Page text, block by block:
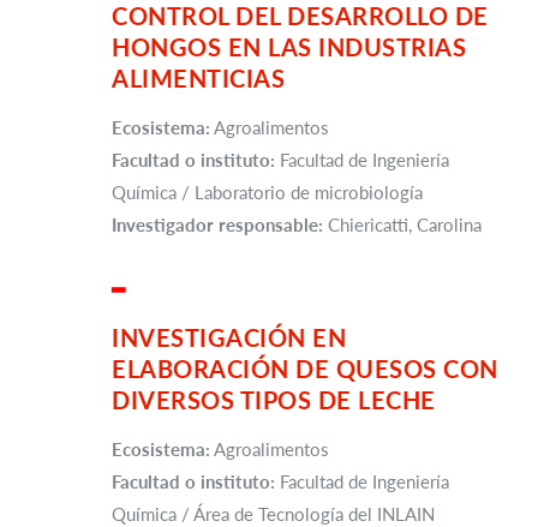
CONTROL DEL DESARROLLO DE
HONGOS EN LAS INDUSTRIAS
ALIMENTICIAS
Ecosistema: Agroalimentos
Facultad o instituto: Facultad de Ingeniería
Química / Laboratorio de microbiología
Investigador responsable: Chiericatti, Carolina
INVESTIGACIÓN EN
ELABORACIÓN DE QUESOS CON
DIVERSOS TIPOS DE LECHE
Ecosistema: Agroalimentos
Facultad o instituto: Facultad de Ingeniería
Química / Área de Tecnología del INLAIN